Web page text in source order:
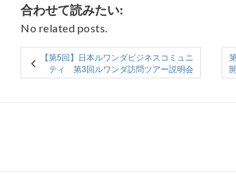
合わせて読みたい:
No related posts.
【第5回】日本ルワンダビジネスコミュニ
ティ 第3回ルワンダ訪問ツアー説明会